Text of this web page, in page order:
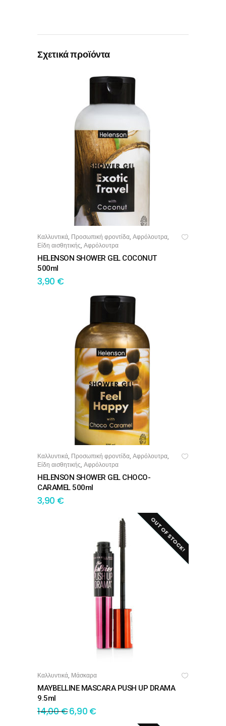
Σχετικά προϊόντα
ΠΡΟΣΘΉΚΗ ΣΤΟ ΚΑΛΆΘΙ
Καλλυντικά, Προσωπική φροντίδα, Αφρόλουτρα,
Είδη αισθητικής, Αφρόλουτρα
HELENSON SHOWER GEL COCONUT
500ml
3,90 €
ΠΡΟΣΘΉΚΗ ΣΤΟ ΚΑΛΆΘΙ
Καλλυντικά, Προσωπική φροντίδα, Αφρόλουτρα,
Είδη αισθητικής, Αφρόλουτρα
HELENSON SHOWER GEL CHOCO-
CARAMEL 500ml
3,90 €
SALE!
OUT OF STOCK!
ΔΙΑΒΆΣΤΕ ΠΕΡΙΣΣΌΤΕΡΑ
Καλλυντικά, Μάσκαρα
MAYBELLINE MASCARA PUSH UP DRAMA
9.5ml
14,00€6,90 €